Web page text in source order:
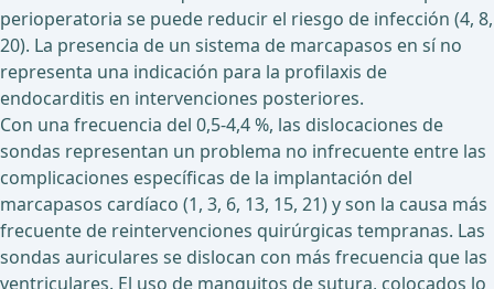
perioperatoria se puede reducir el riesgo de infección (4, 8,
20). La presencia de un sistema de marcapasos en sí no
representa una indicación para la profilaxis de
endocarditis en intervenciones posteriores.
Con una frecuencia del 0,5-4,4 %, las dislocaciones de
sondas representan un problema no infrecuente entre las
complicaciones específicas de la implantación del
marcapasos cardíaco (1, 3, 6, 13, 15, 21) y son la causa más
frecuente de reintervenciones quirúrgicas tempranas. Las
sondas auriculares se dislocan con más frecuencia que las
ventriculares. El uso de manguitos de sutura, colocados lo